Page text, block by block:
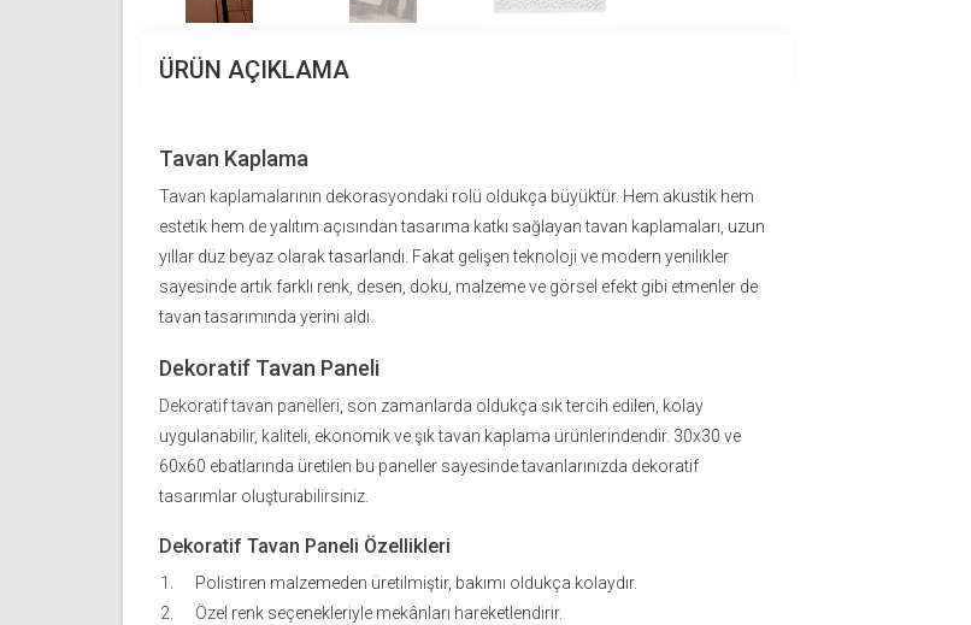
ÜRÜN AÇIKLAMA
Tavan Kaplama
Tavan kaplama larının dekorasyondaki rolü oldukça büyüktür. Hem akustik hem
estetik hem de yalıtım açısından tasarıma katkı sağlayan tavan kaplamaları, uzun
yıllar düz beyaz olarak tasarlandı. Fakat gelişen teknoloji ve modern yenilikler
sayesinde artık farklı renk, desen, doku, malzeme ve görsel efekt gibi etmenler de
tavan tasarımında yerini aldı.
Dekoratif Tavan Paneli
Dekoratif tavan panelleri, son zamanlarda oldukça sık tercih edilen, kolay
uygulanabilir, kaliteli, ekonomik ve şık tavan kaplama ürünlerindendir. 30x30 ve
60x60 ebatlarında üretilen bu paneller sayesinde tavanlarınızda dekoratif
tasarımlar oluşturabilirsiniz.
Dekoratif Tavan Paneli Özellikleri
Polistiren malzemeden üretilmiştir, bakımı oldukça kolaydır.
Özel renk seçenekleriyle mekânları hareketlendirir.